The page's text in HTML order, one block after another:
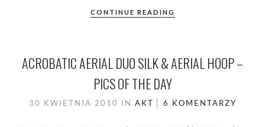
CONTINUE READING
ACROBATIC AERIAL DUO SILK & AERIAL HOOP –
PICS OF THE DAY
30 KWIETNIA 2010 IN AKT 6 KOMENTARZY